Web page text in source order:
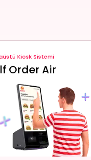
Kiosk Sistemi
Order Air